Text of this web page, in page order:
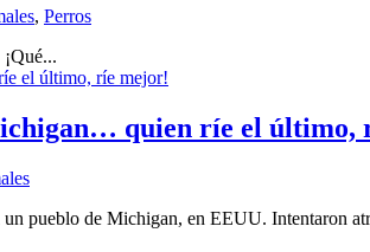
, Perros
quien ríe el último,
un pueblo de Michigan, en EEUU. Intentaron